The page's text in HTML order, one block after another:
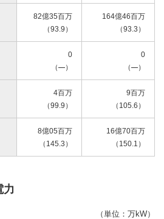
82億35百万
（93.9）
164億46百万
（93.3）
0
（
）
0
（
）
4百万
（99.9）
9百万
（105.6）
8億05百万
（145.3）
16億70百万
（150.1）
力
（単位：万kW）